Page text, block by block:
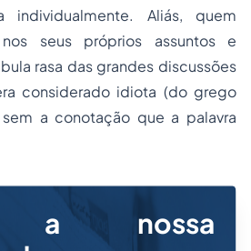
individualmente. Aliás, quem
seus próprios assuntos e
rasa das grandes discussões
considerado idiota (do grego
a conotação que a palavra
a nossa